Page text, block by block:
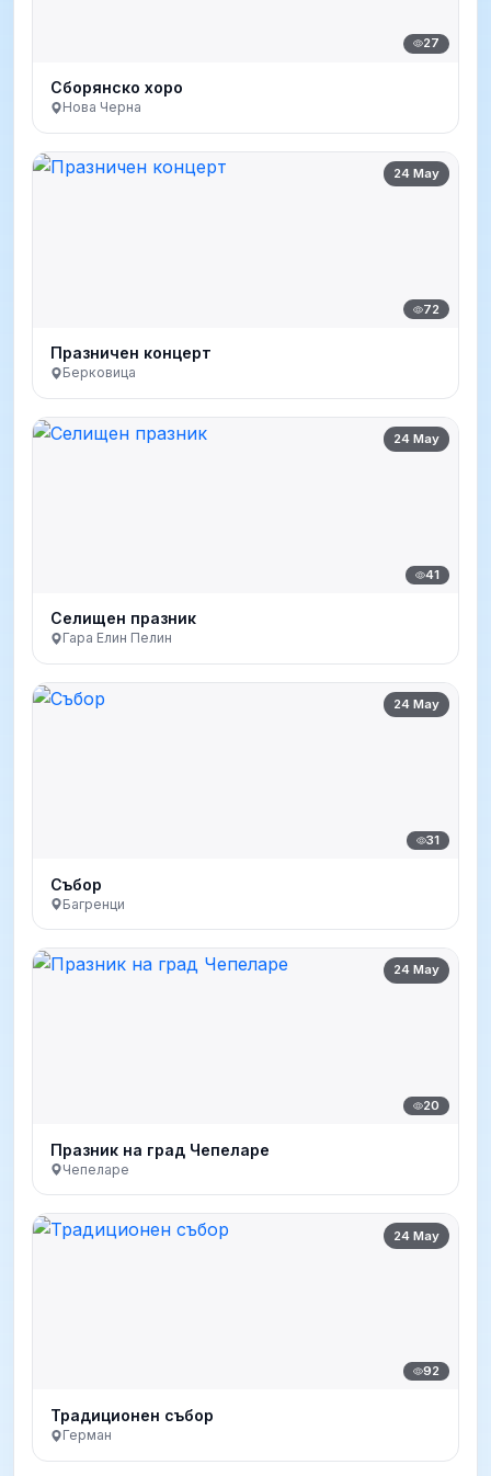
27
Сборянско хоро
Нова Черна
24 May
72
Празничен концерт
Берковица
24 May
41
Селищен празник
Гара Елин Пелин
24 May
31
Събор
Багренци
24 May
20
Празник на град Чепеларе
Чепеларе
24 May
92
Традиционен събор
Герман